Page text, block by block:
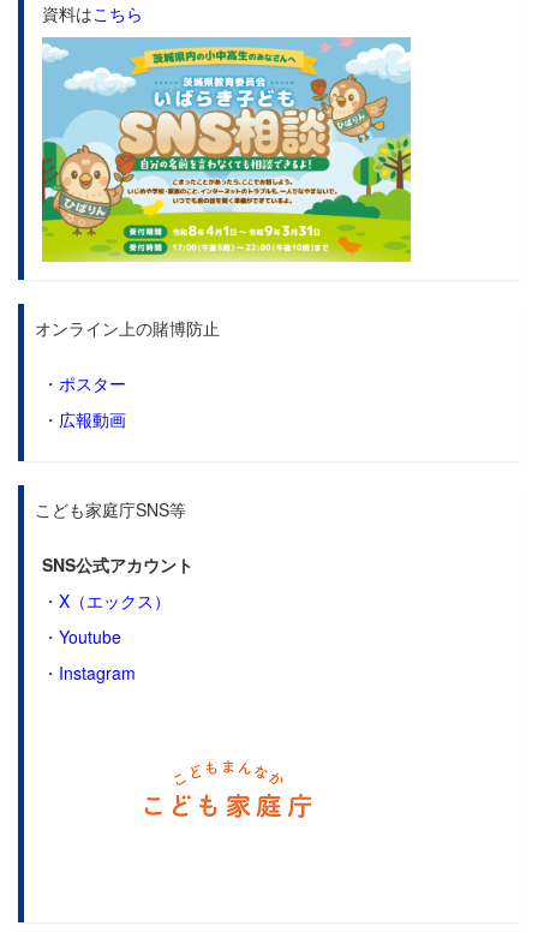
資料はこちら
オンライン上の賭博防止
・ ポスター
・ 広報動画
こども家庭庁SNS等
SNS公式アカウント
・ X（エックス）
・ Youtube
・ Instagram